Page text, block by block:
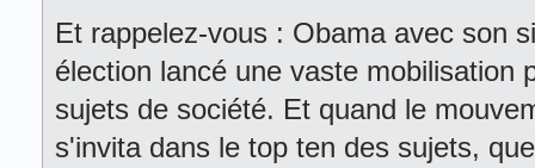
Et rappelez-vous : Obama avec son
élection lancé une vaste mobilisation
sujets de société. Et quand le
s'invita dans le top ten des sujets,